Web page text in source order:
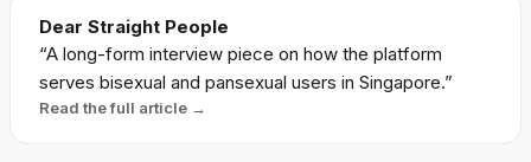
Dear Straight People
“A long-form interview piece on how the platform
serves bisexual and pansexual users in Singapore.”
Read the full article →